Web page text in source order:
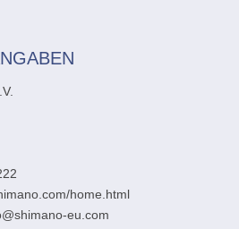
home.html
eu.com